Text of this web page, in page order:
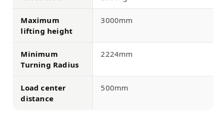
Maximum
lifting height
3000mm
Minimum
Turning Radius
2224mm
Load center
distance
500mm